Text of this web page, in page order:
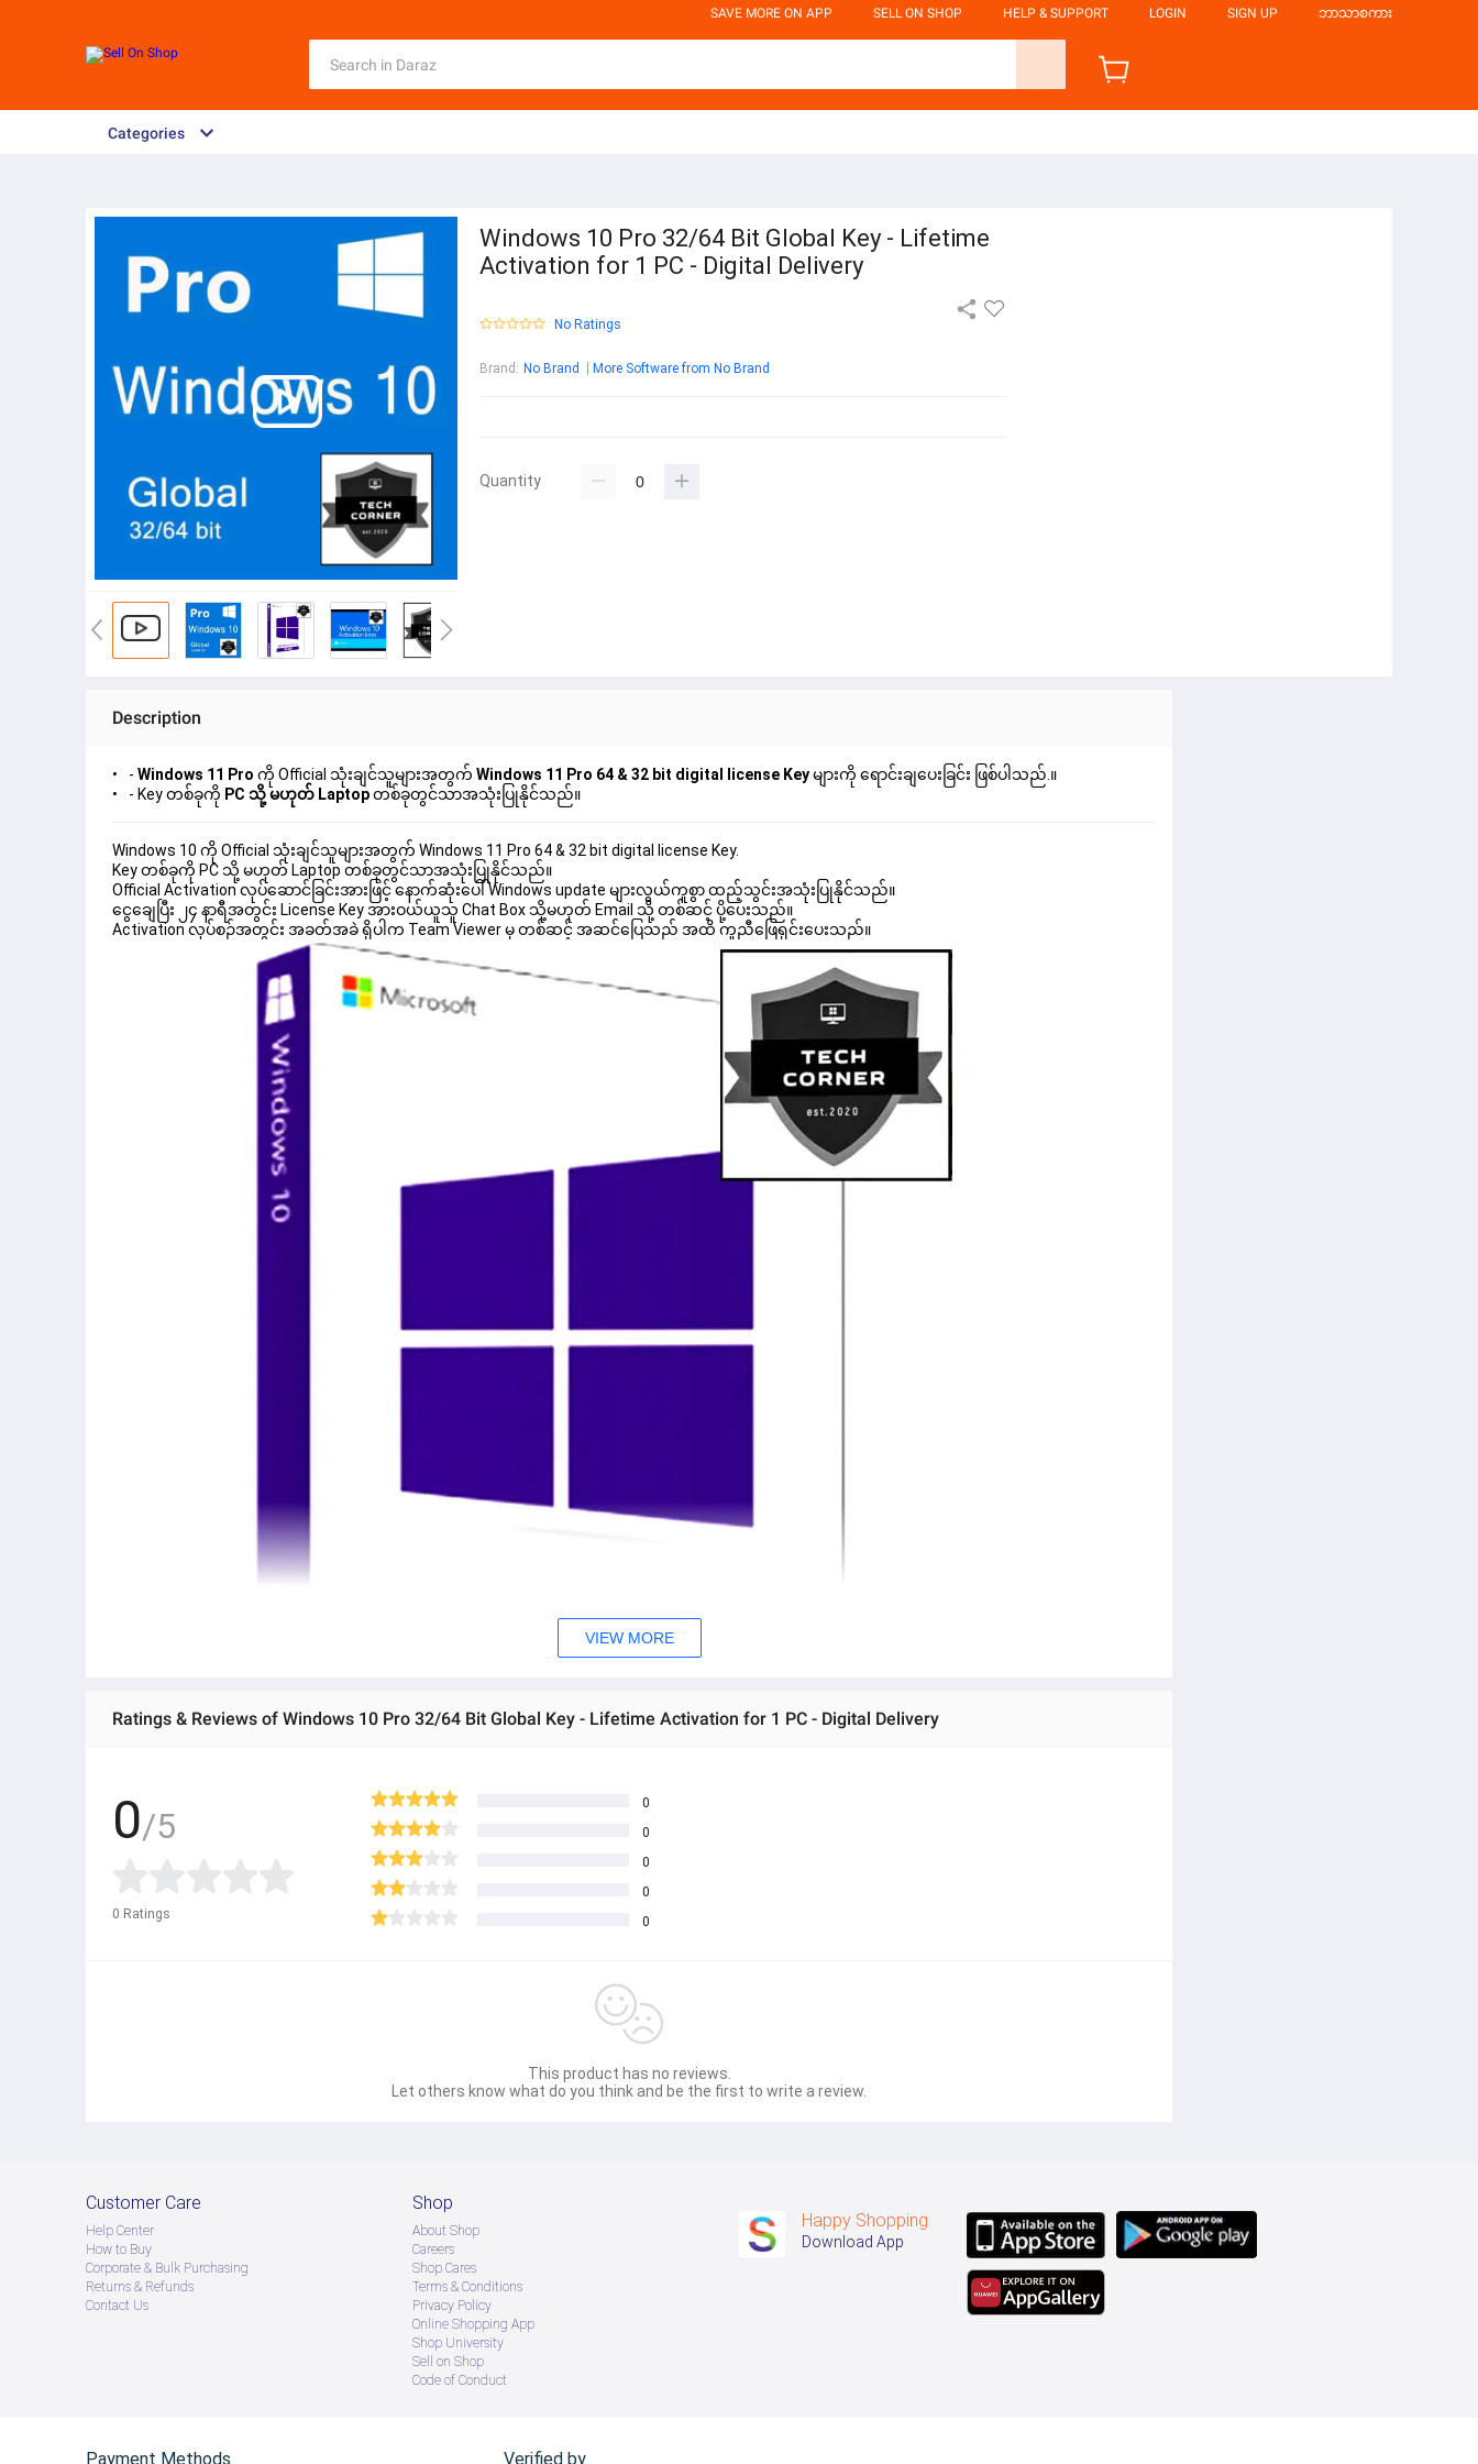
SAVE MORE ON APP SELL ON SHOP HELP & SUPPORT LOGIN SIGN UP ဘာသာစကား
Categories
Windows 10 Pro 32/64 Bit Global Key - Lifetime
Activation for 1 PC - Digital Delivery
No Ratings
Brand : No Brand More Software from No Brand
Quantity
Description
- Windows 11 Pro ကို Official သုံးချင်သူများအတွက် Windows 11 Pro 64 & 32 bit digital license Keyများကို ရောင်းချပေးခြင်း ဖြစ်ပါသည်.။
- Key တစ်ခုကို PC သို့ မဟုတ် Laptopတစ်ခုတွင်သာအသုံးပြုနိုင်သည်။
Windows 10 ကို Official သုံးချင်သူများအတွက် Windows 11 Pro 64 & 32 bit digital license Key.
Key တစ်ခုကို PC သို့ မဟုတ် Laptop တစ်ခုတွင်သာအသုံးပြုနိုင်သည်။
Official Activation လုပ်ဆောင်ခြင်းအားဖြင့် နောက်ဆုံးပေါ် Windows update များလွယ်ကူစွာ ထည့်သွင်းအသုံးပြုနိုင်သည်။
ငွေချေပြီး ၂၄ နာရီအတွင်း License Key အားဝယ်ယူသူ Chat Box သို့မဟုတ် Email သို့ တစ်ဆင့် ပို့ပေးသည်။
Activation လုပ်စဉ်အတွင်း အခတ်အခဲ ရှိပါက Team Viewer မှ တစ်ဆင့် အဆင်ပြေသည် အထိ ကူညီဖြေရှင်းပေးသည်။
VIEW MORE
Ratings & Reviews of Windows 10 Pro 32/64 Bit Global Key - Lifetime Activation for 1 PC - Digital Delivery
0/5
0 Ratings
0
0
0
0
0
This product has no reviews.
Let others know what do you think and be the first to write a review.
Customer Care
Help Center
How to Buy
Corporate & Bulk Purchasing
Returns & Refunds
Contact Us
Shop
About Shop
Careers
Shop Cares
Terms & Conditions
Privacy Policy
Online Shopping App
Shop University
Sell on Shop
Code of Conduct
Happy Shopping
Download App
Payment Methods Verified by